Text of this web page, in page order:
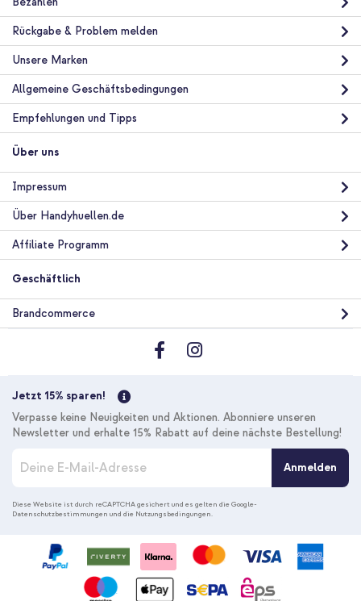
Kostenloser Versand 19,28 €
Inkl. MwSt.
In den Warenkorb
Kostenloser
Versand
Rückgabe & Problem melden
Unsere Marken
Allgemeine Geschäftsbedingungen
Empfehlungen und Tipps
Über uns
Impressum
Über Handyhuellen.de
Affiliate Programm
Geschäftlich
Brandcommerce
Jetzt 15% sparen!
Verpasse keine Neuigkeiten und Aktionen. Abonniere unseren
Newsletter und erhalte 15% Rabatt auf deine nächste Bestellung!
d
e
Anmelden
Diese Website ist durch reCAPTCHA gesichert und es gelten dieGoogle-
Datenschutzbestimmungen und die Nutzungsbedingungen.